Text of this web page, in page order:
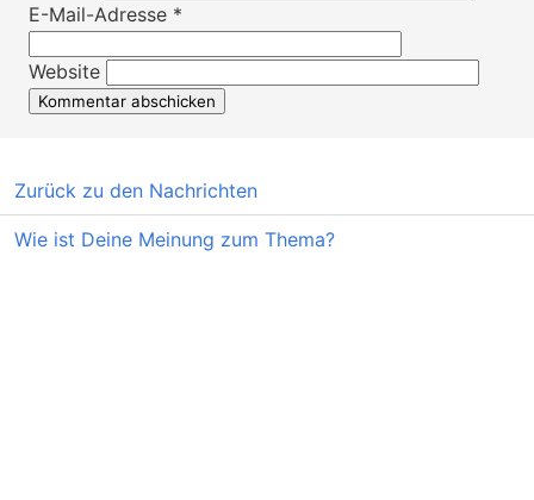
E-Mail-Adresse *
Website
Zurück zu den Nachrichten
Wie ist Deine Meinung zum Thema?